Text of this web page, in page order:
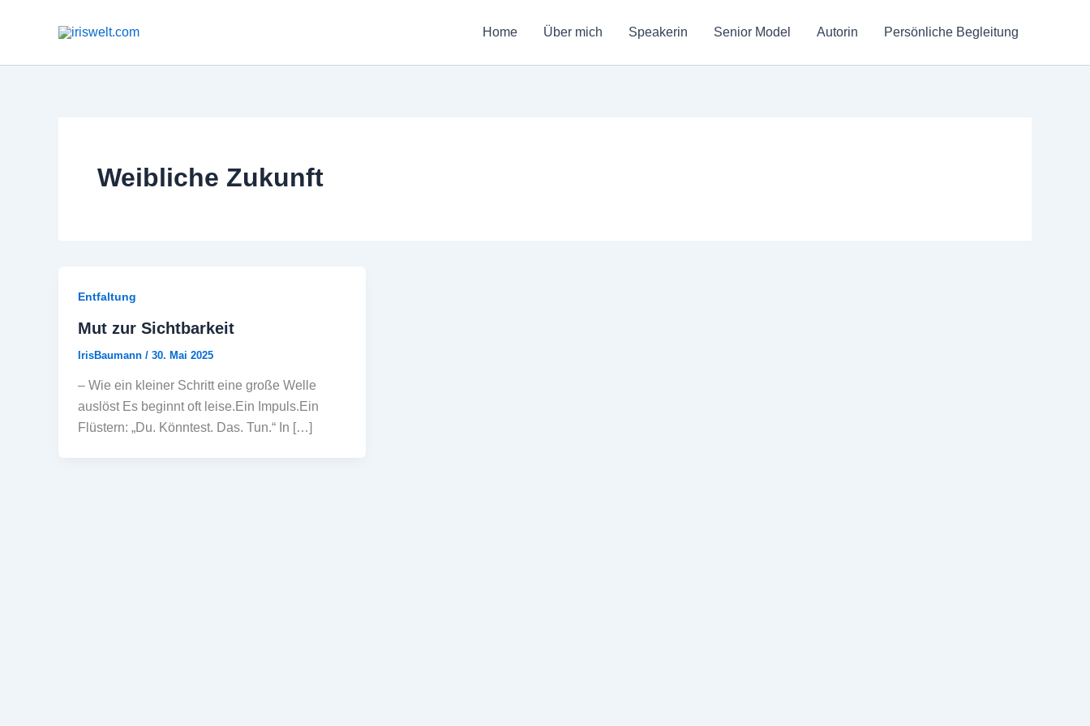
Home Über mich Speakerin Senior Model Autorin Persönliche Begleitung
Weibliche Zukunft
Entfaltung
Mut zur Sichtbarkeit
IrisBaumann / 30. Mai 2025
– Wie ein kleiner Schritt eine große Welle
auslöst Es beginnt oft leise.Ein Impuls.Ein
Flüstern: „Du. Könntest. Das. Tun.“ In […]